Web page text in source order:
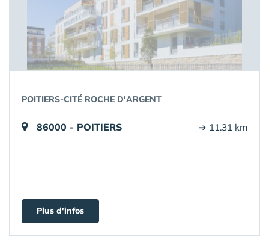
POITIERS-CITÉ ROCHE D'ARGENT
86000 - POITIERS ➔ 11.31 km
Plus d'infos